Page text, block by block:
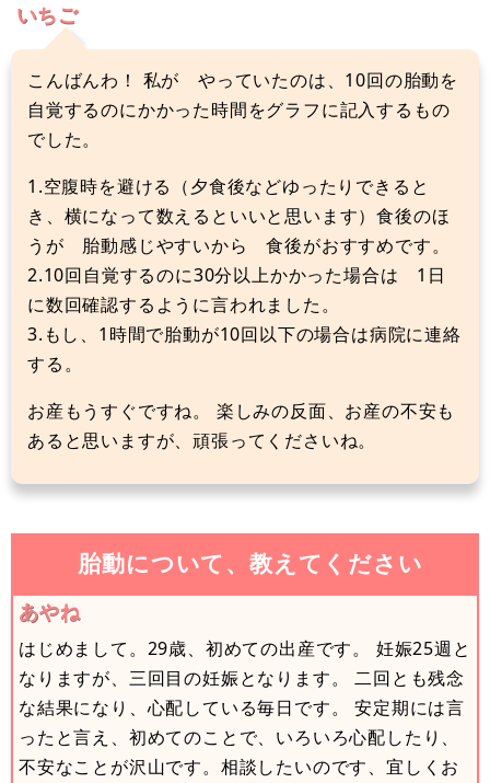
いちご
こんばんわ！ 私が やっていたのは、10回の胎動を
自覚するのにかかった時間をグラフに記入するもの
でした。
1.空腹時を避ける（夕食後などゆったりできると
き、横になって数えるといいと思います）食後のほ
うが 胎動感じやすいから 食後がおすすめです。
2.10回自覚するのに30分以上かかった場合は 1日
に数回確認するように言われました。
3.もし、1時間で胎動が10回以下の場合は病院に連絡
する。
お産もうすぐですね。 楽しみの反面、お産の不安も
あると思いますが、頑張ってくださいね。
胎動について、教えてください
あやね
はじめまして。29歳、初めての出産です。 妊娠25週と
なりますが、三回目の妊娠となります。 二回とも残念
な結果になり、心配している毎日です。 安定期には言
ったと言え、初めてのことで、いろいろ心配したり、
不安なことが沢山です。相談したいのです、宜しくお